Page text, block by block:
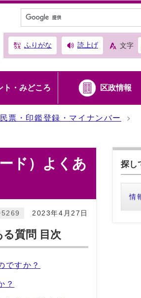
ふりがな 読上げ 文字
ト・みどころ 区政情報
票・印鑑登録・マイナンバー
ド）よくあ
2023年4月27日
質問 目次
ですか？
？
探し
情